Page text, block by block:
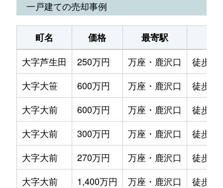
一戸建ての売却事例
町名 価格 最寄駅
大字芦生田
250万円 万座・鹿沢口
徒歩45
大字大笹
600万円 万座・鹿沢口
徒歩1
大字大前
600万円 万座・鹿沢口
徒歩1
大字大前
300万円 万座・鹿沢口
徒歩1
大字大前
270万円 万座・鹿沢口
徒歩1
大字大前
1,400万円 万座・鹿沢口
徒歩1